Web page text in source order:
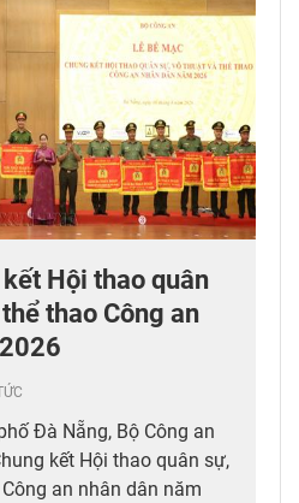
Hội thao quân
thao Công an
Đà Nẵng, Bộ Công an
kết Hội thao quân sự,
an nhân dân năm